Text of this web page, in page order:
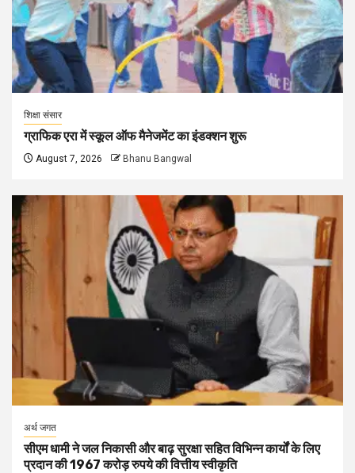
शिक्षा संसार
ग्राफिक एरा में स्कूल ऑफ मैनेजमेंट का इंडक्शन शुरू
August 7, 2026 Bhanu Bangwal
अर्थ जगत
सीएम धामी ने जल निकासी और बाढ़ सुरक्षा सहित विभिन्न कार्यों के लिए
प्रदान की 1967 करोड़ रुपये की वित्तीय स्वीकृति